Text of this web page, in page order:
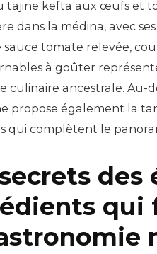
tajine kefta aux œufs et
dans la médina, avec
sauce tomate relevée,
à goûter
culinaire ancestrale. Au-
propose également la
qui complètent le
des
qui